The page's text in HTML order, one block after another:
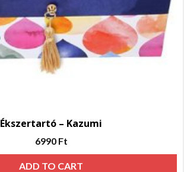
Ékszertartó – Kazumi
6990 Ft
ADD TO CART